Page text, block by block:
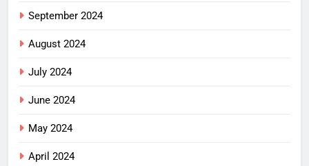
September 2024
August 2024
July 2024
June 2024
May 2024
April 2024